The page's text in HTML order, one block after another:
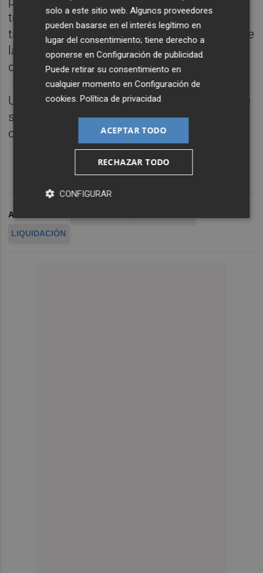
terceros de bienes de la empresa. La jueza
también tiene que decidir sobre el recurso de
la propia Formen en el que pide el
desbloqueo de sus cuentas.
Un impasseen la centenaria Marie Claire que
siembra dudas sobre su futuro y
continuidad.
ARCHIVADO EN
LIQUIDACIÓN
solo a este sitio web. Algunos proveedores
pueden basarse en el interés legítimo en
lugar del consentimiento; tiene derecho a
oponerse enConfiguración de publicidad.
Puede retirar su consentimiento en
cualquier momento enConfiguración de
cookies.Política de privacidad
ACEPTAR TODO
RECHAZAR TODO
CONFIGURAR